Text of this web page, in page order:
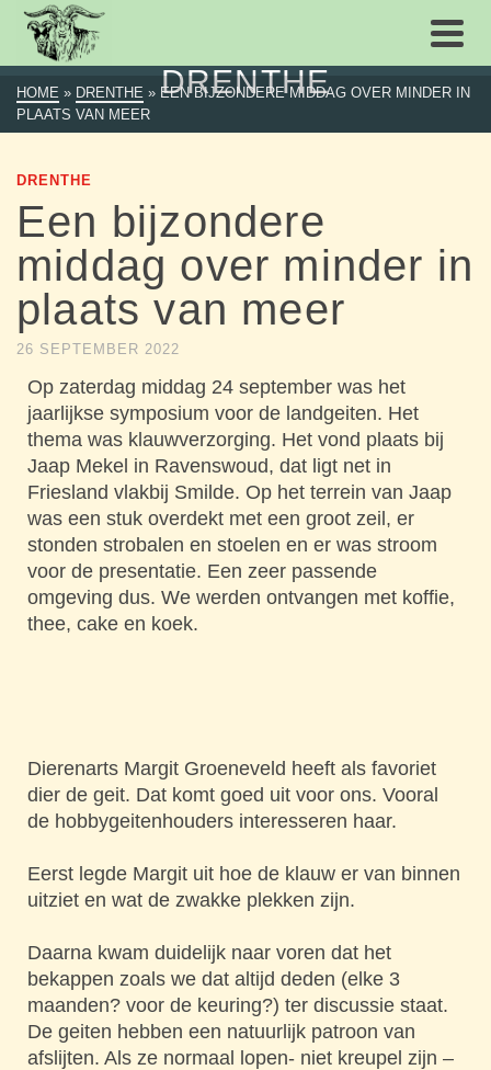
DRENTHE
HOME » DRENTHE » EEN BIJZONDERE MIDDAG OVER MINDER IN
PLAATS VAN MEER
DRENTHE
Een bijzondere
middag over minder in
plaats van meer
26 SEPTEMBER 2022
Op zaterdag middag 24 september was het
jaarlijkse symposium voor de landgeiten. Het
thema was klauwverzorging. Het vond plaats bij
Jaap Mekel in Ravenswoud, dat ligt net in
Friesland vlakbij Smilde. Op het terrein van Jaap
was een stuk overdekt met een groot zeil, er
stonden strobalen en stoelen en er was stroom
voor de presentatie. Een zeer passende
omgeving dus. We werden ontvangen met koffie,
thee, cake en koek.
Dierenarts Margit Groeneveld heeft als favoriet
dier de geit. Dat komt goed uit voor ons. Vooral
de hobbygeitenhouders interesseren haar.
Eerst legde Margit uit hoe de klauw er van binnen
uitziet en wat de zwakke plekken zijn.
Daarna kwam duidelijk naar voren dat het
bekappen zoals we dat altijd deden (elke 3
maanden? voor de keuring?) ter discussie staat.
De geiten hebben een natuurlijk patroon van
afslijten. Als ze normaal lopen- niet kreupel zijn –